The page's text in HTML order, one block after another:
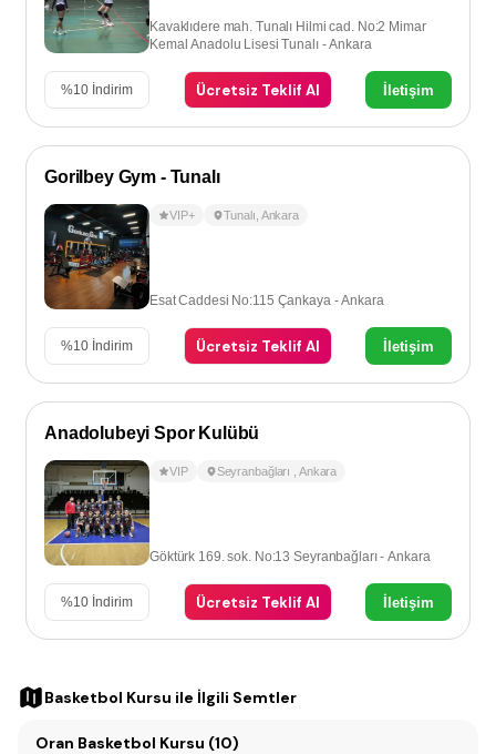
Kavaklıdere mah. Tunalı Hilmi cad. No:2 Mimar
Kemal Anadolu Lisesi Tunalı - Ankara
%10 İndirim Ücretsiz Teklif Al İletişim
Gorilbey Gym - Tunalı
VIP+ Tunalı Ankara
Esat Caddesi No:115 Çankaya - Ankara
%10 İndirim Ücretsiz Teklif Al İletişim
Anadolubeyi Spor Kulübü
VIP Seyranbağları Ankara
Göktürk 169. sok. No:13 Seyranbağları - Ankara
%10 İndirim Ücretsiz Teklif Al İletişim
Basketbol Kursu ile İlgili Semtler
Oran Basketbol Kursu (10)